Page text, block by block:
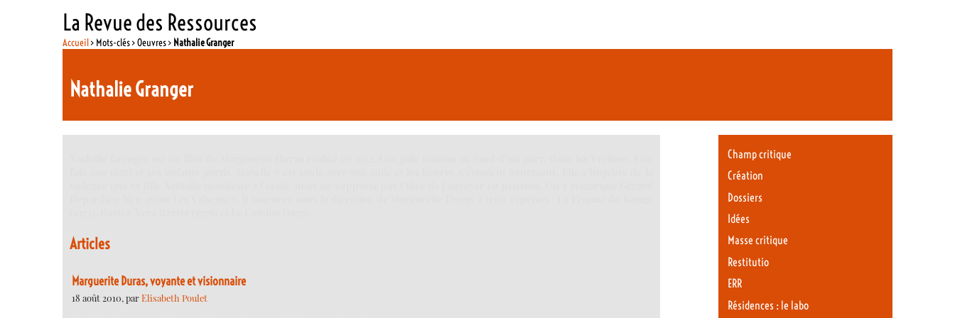
La Revue des Ressources
Accueil> Mots-clés > Oeuvres > Nathalie Granger
Nathalie Granger
Articles
Marguerite Duras, voyante et visionnaire
18 août 2010, parElisabeth Poulet
Champ critique
Création
Dossiers
Idées
Masse critique
Restitutio
ERR
Résidences : le labo